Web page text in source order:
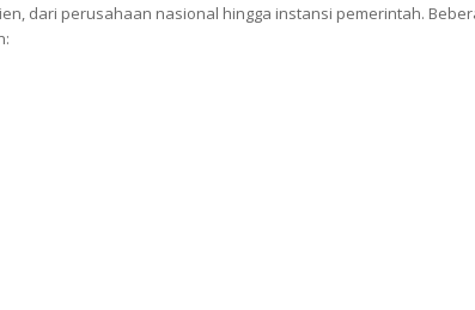
dari perusahaan nasional hingga instansi pemerintah.